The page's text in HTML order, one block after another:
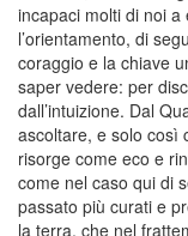
incapaci molti di noi
l’orientamento, di
coraggio e la chiave
saper vedere: per
dall’intuizione. Dal
ascoltare, e solo così
risorge come eco e
come nel caso qui di
passato più curati e
la terra, che nel